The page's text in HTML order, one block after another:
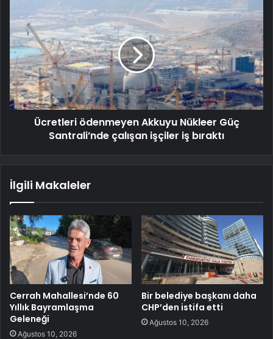
Ücretleri ödenmeyen Akkuyu Nükleer Güç
Santrali’nde çalışan işçiler iş bıraktı
İlgili Makaleler
Cerrah Mahallesi’nde 60
Yıllık Bayramlaşma
Geleneği
Ağustos 10, 2026
Bir belediye başkanı daha
CHP’den istifa etti
Ağustos 10, 2026